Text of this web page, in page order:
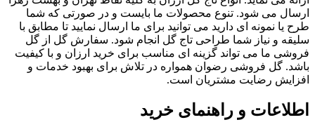
ارسال می شود. تنوع محصولات ما بایست و در صورتی که شما
طرح یا نمونه ای دارید می توانید برای ما ارسال نمایید تا مطابق با
سلیقه و نیاز شما طراحی تاج گل انجام شود. سفارش گل از گل
فروشی ما می تواند گزینه ای مناسب برای خرید ارزان و با کیفیت
باشد. گل فروشی رضوان همواره در تلاش برای بهبود خدمات و
افزایش رضایت مشتریان است.
اطلاعات و راهنمای خرید